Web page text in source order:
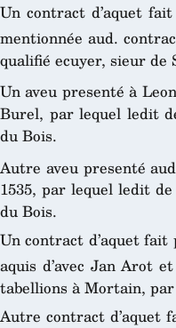
Un contract d’aquet
mentionnée aud.
qualifié ecuyer, sieur de
Un aveu presenté à
Burel, par lequel ledit
du Bois.
Autre aveu presenté
1535, par lequel ledit
du Bois.
Un contract d’aquet
aquis d’avec Jan Arot
tabellions à Mortain,
Autre contract d’aquet